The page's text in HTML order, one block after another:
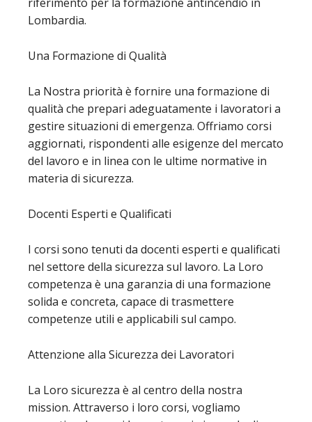
Lombardia.
Una Formazione di Qualità
La Nostra priorità è fornire una formazione di
qualità che prepari adeguatamente i lavoratori a
gestire situazioni di emergenza. Offriamo corsi
aggiornati, rispondenti alle esigenze del mercato
del lavoro e in linea con le ultime normative in
materia di sicurezza.
Docenti Esperti e Qualificati
I corsi sono tenuti da docenti esperti e qualificati
nel settore della sicurezza sul lavoro. La Loro
competenza è una garanzia di una formazione
solida e concreta, capace di trasmettere
competenze utili e applicabili sul campo.
Attenzione alla Sicurezza dei Lavoratori
La Loro sicurezza è al centro della nostra
mission. Attraverso i loro corsi, vogliamo